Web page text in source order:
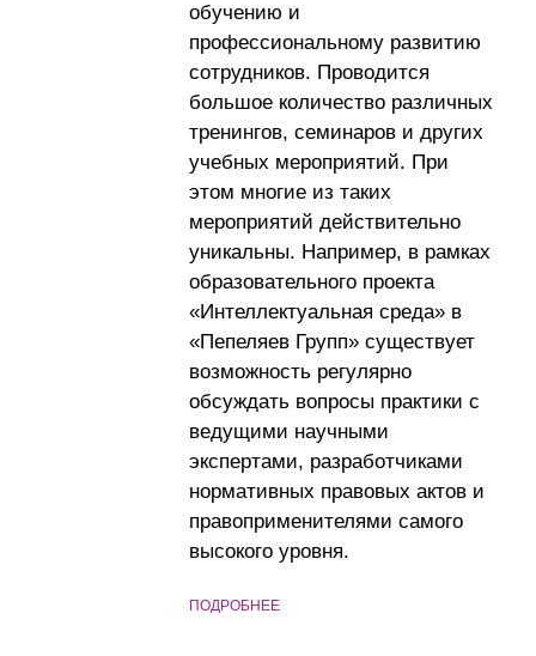
обучению и
профессиональному развитию
сотрудников. Проводится
большое количество различных
тренингов, семинаров и других
учебных мероприятий. При
этом многие из таких
мероприятий действительно
уникальны. Например, в рамках
образовательного проекта
«Интеллектуальная среда» в
«Пепеляев Групп» существует
возможность регулярно
обсуждать вопросы практики с
ведущими научными
экспертами, разработчиками
нормативных правовых актов и
правоприменителями самого
высокого уровня.
ПОДРОБНЕЕ